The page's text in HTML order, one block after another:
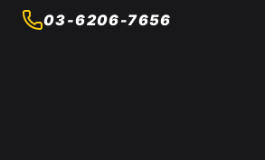
03-6206-7656